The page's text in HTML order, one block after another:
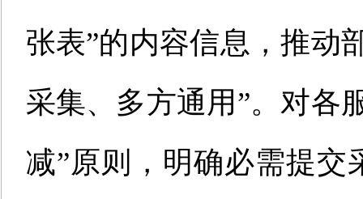
张表”的内容信息，推动
采集、多方通用”。对各
减”原则，明确必需提交